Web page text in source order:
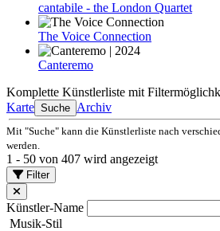
cantabile - the London Quartet
The Voice Connection
Canteremo
Komplette Künstlerliste mit
Karte Suche Archiv
Mit "Suche" kann die Künstlerliste nach
werden.
1 - 50 von 407 wird angezeigt
Filter
Künstler-Name
Musik-Stil